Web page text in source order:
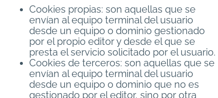
Cookies propias: son aquellas que se
envían al equipo terminal del usuario
desde un equipo o dominio gestionado
por el propio editor y desde el que se
presta el servicio solicitado por el usuario.
Cookies de terceros: son aquellas que se
envían al equipo terminal del usuario
desde un equipo o dominio que no es
gestionado por el editor, sino por otra